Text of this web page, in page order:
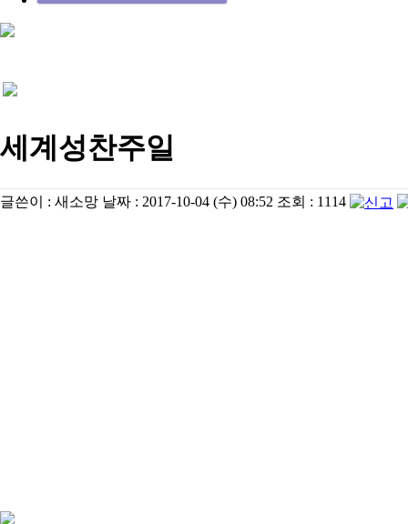
세계성찬주일
글쓴이 : 새소망 날짜 : 2017-10-04 (수) 08:52 조회 : 1114